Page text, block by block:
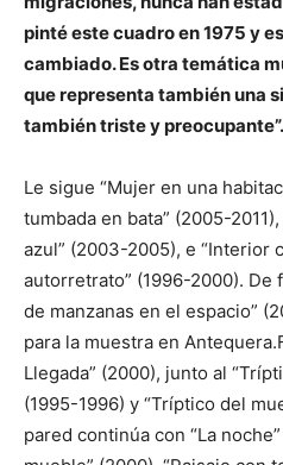
pinté este cuadro en 1975 y
cambiado. Es otra temática
que representa también una
también triste y preocupante”.
Le sigue “Mujer en una
tumbada en bata” (2005-
azul” (2003-2005), e “Interior
autorretrato” (1996-2000). De
de manzanas en el espacio”
para la muestra en
Llegada” (2000), junto al
(1995-1996) y “Tríptico del
pared continúa con “La